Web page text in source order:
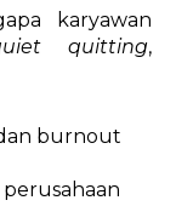
karyawan
quitting,